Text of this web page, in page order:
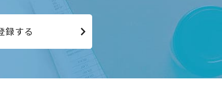
録する